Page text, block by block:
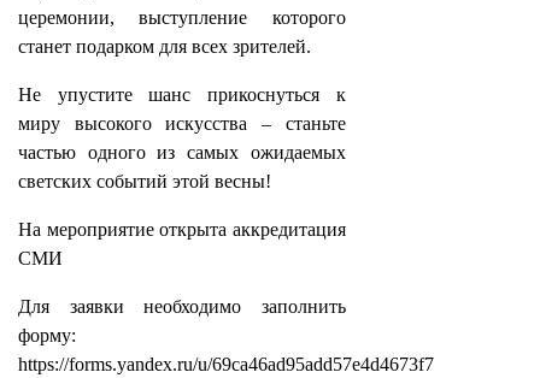
церемонии, выступление которого
станет подарком для всех зрителей.
Не упустите шанс прикоснуться к
миру высокого искусства – станьте
частью одного из самых ожидаемых
светских событий этой весны!
На мероприятие открыта аккредитация
СМИ
Для заявки необходимо заполнить
форму:
https://forms.yandex.ru/u/69ca46ad95add57e4d4673f7